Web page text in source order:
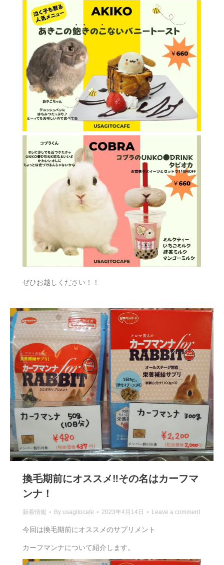
ぜひお越しください！！
換毛期前にオススメ‼その名はカーフマ
ンナ！
新着情報 By usagitocafe 2023年4月14日 Leave a comment
今回は換毛期前にオススメのサプリメント
カーフマンナについて紹介します。